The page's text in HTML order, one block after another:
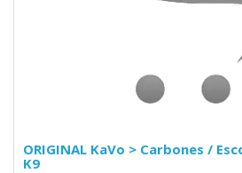
ORIGINAL KaVo > Carbones /
K9